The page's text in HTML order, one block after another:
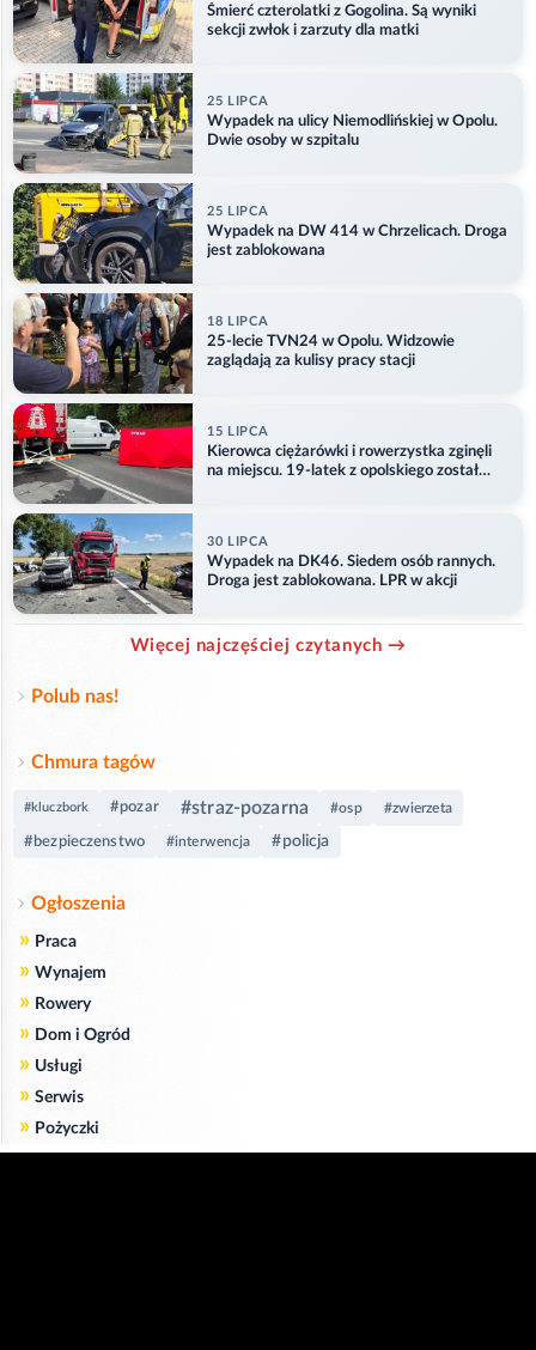
Śmierć czterolatki z Gogolina. Są wyniki
sekcji zwłok i zarzuty dla matki
25 LIPCA
Wypadek na ulicy Niemodlińskiej w Opolu.
Dwie osoby w szpitalu
25 LIPCA
Wypadek na DW 414 w Chrzelicach. Droga
jest zablokowana
18 LIPCA
25-lecie TVN24 w Opolu. Widzowie
zaglądają za kulisy pracy stacji
15 LIPCA
Kierowca ciężarówki i rowerzystka zginęli
na miejscu. 19-latek z opolskiego został
30 LIPCA
Wypadek na DK46. Siedem osób rannych.
Droga jest zablokowana. LPR w akcji
Więcej najczęściej czytanych →
Polub nas!
Chmura tagów
#kluczbork #pozar #straz-pozarna #osp #zwierzeta
#bezpieczenstwo #interwencja #policja
Ogłoszenia
» Praca
» Wynajem
» Rowery
» Dom i Ogród
» Usługi
» Serwis
» Pożyczki